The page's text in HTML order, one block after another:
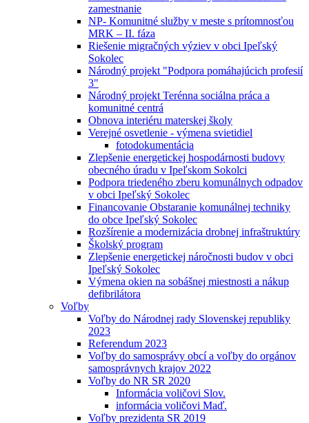
zamestnanie
NP- Komunitné služby v meste s prítomnosťou
MRK – II. fáza
Riešenie migračných výziev v obci Ipeľský
Sokolec
Národný projekt "Podpora pomáhajúcich profesií
3"
Národný projekt Terénna sociálna práca a
komunitné centrá
Obnova interiéru materskej školy
Verejné osvetlenie - výmena svietidiel
fotodokumentácia
Zlepšenie energetickej hospodárnosti budovy
obecného úradu v Ipeľskom Sokolci
Podpora triedeného zberu komunálnych odpadov
v obci Ipeľský Sokolec
Financovanie Obstaranie komunálnej techniky
do obce Ipeľský Sokolec
Rozšírenie a modernizácia drobnej infraštruktúry
Školský program
Zlepšenie energetickej náročnosti budov v obci
Ipeľský Sokolec
Výmena okien na sobášnej miestnosti a nákup
defibrilátora
Voľby
Voľby do Národnej rady Slovenskej republiky
2023
Referendum 2023
Voľby do samosprávy obcí a voľby do orgánov
samosprávnych krajov 2022
Voľby do NR SR 2020
Informácia voličovi Slov.
informácia voličovi Maď.
Voľby prezidenta SR 2019